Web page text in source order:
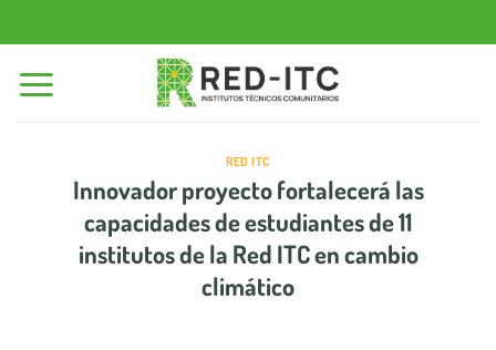
al
contenido
RED ITC
Innovador proyecto fortalecerá las
capacidades de estudiantes de 11
institutos de la Red ITC en cambio
climático